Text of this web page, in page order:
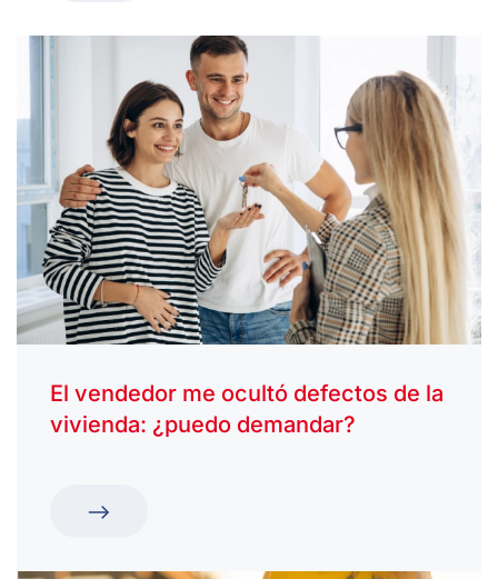
El vendedor me ocultó defectos de la
vivienda: ¿puedo demandar?